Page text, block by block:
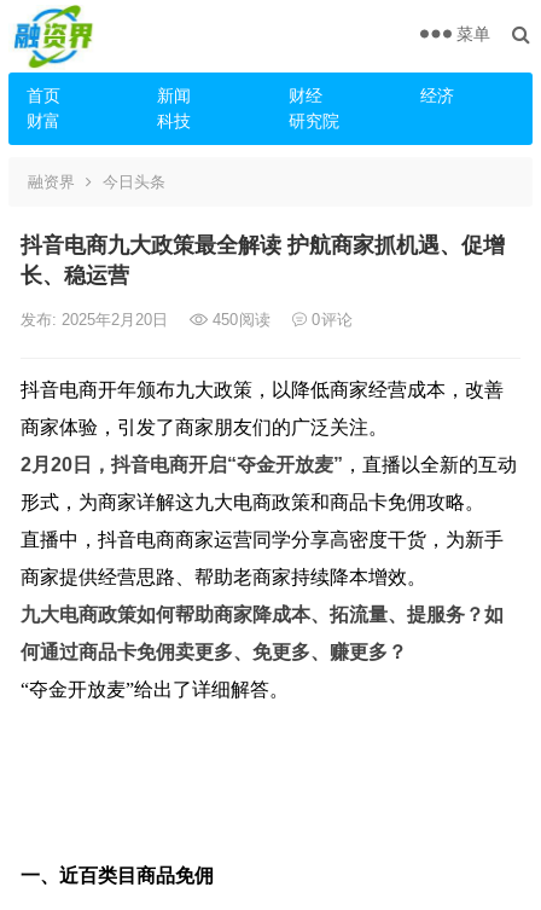
首页 新闻 财经
经济
财富
科技 研究院
菜单
融资界 今日头条
抖音电商九大政策最全解读 护航商家抓机遇、促增
长、稳运营
发布: 2025年2月20日 450阅读 0评论
抖音电商开年颁布九大政策，以降低商家经营成本，改善
商家体验，引发了商家朋友们的广泛关注。
2月20日，抖音电商开启“夺金开放麦” ，直播以全新的互动
形式，为商家详解这九大电商政策和商品卡免佣攻略。
直播中，抖音电商商家运营同学分享高密度干货，为新手
商家提供经营思路、帮助老商家持续降本增效。
九大电商政策如何帮助商家降成本、拓流量、提服务？如
何通过商品卡免佣卖更多、免更多、赚更多？
“夺金开放麦”给出了详细解答。
一、近百类目商品免佣